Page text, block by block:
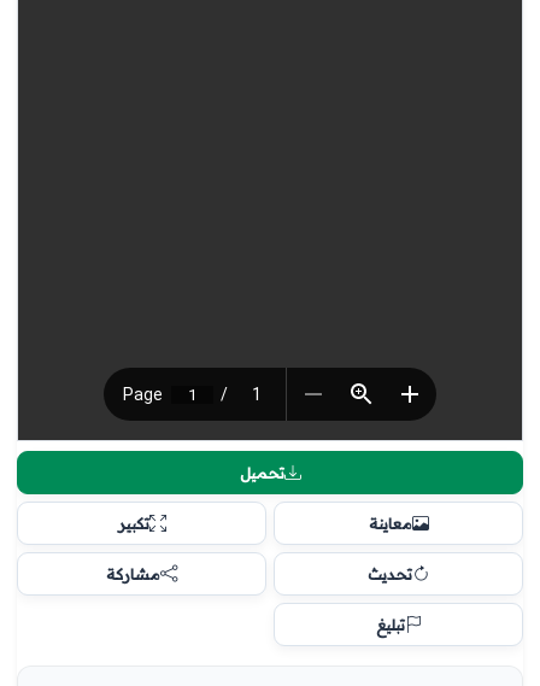
تحميل
معاينة تكبير
تحديث مشاركة
تبليغ